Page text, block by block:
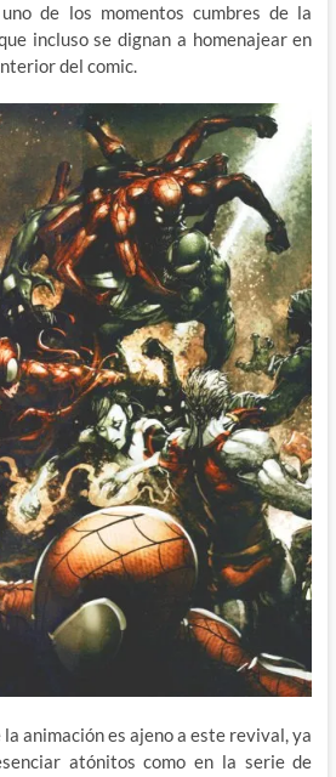
de los momentos cumbres de la
incluso se dignan a homenajear en
del comic.
animación es ajeno a este revival, ya
atónitos como en la serie de